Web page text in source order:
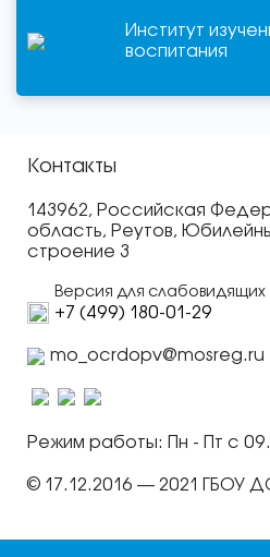
Институт
воспитания
Контакты
143962, Российская
область, Реутов,
строение 3
Версия для слабовидящих
+7 (499) 180-01-29
mo_ocrdopv@mosreg.ru
Режим работы: Пн - Пт с
© 17.12.2016 — 2021